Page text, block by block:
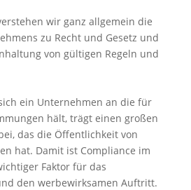
wir ganz allgemein die
zu Recht und Gesetz und
von gültigen Regeln und
ein Unternehmen an die für
hält, trägt einen großen
das die Öffentlichkeit von
hat. Damit ist Compliance im
Faktor für das
den werbewirksamen Auftritt.